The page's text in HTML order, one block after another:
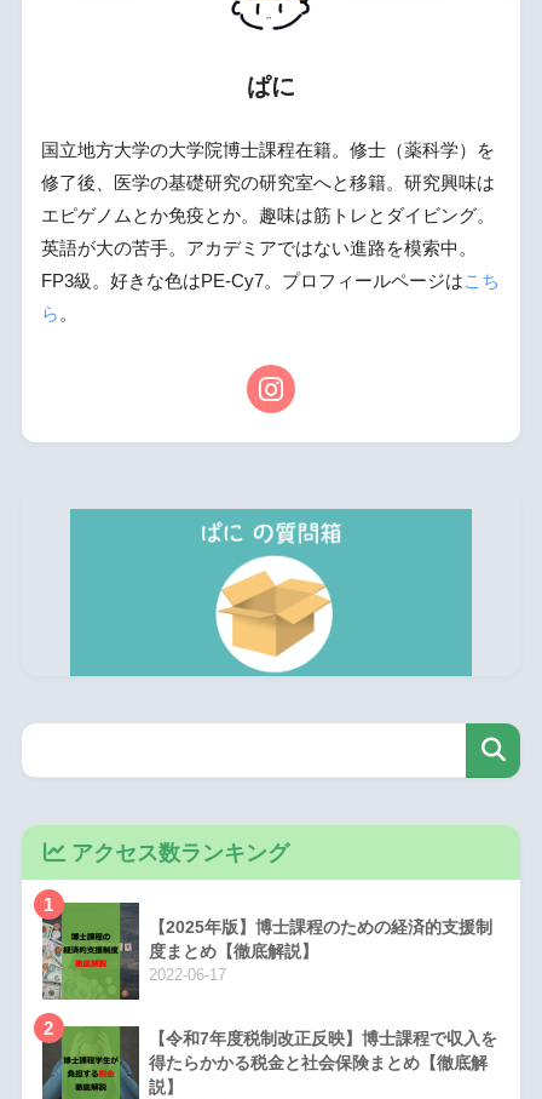
ぱに
国立地方大学の大学院博士課程在籍。修士（薬科学）を
修了後、医学の基礎研究の研究室へと移籍。研究興味は
エピゲノムとか免疫とか。趣味は筋トレとダイビング。
英語が大の苦手。アカデミアではない進路を模索中。
FP3級。好きな色はPE-Cy7。プロフィールページはこち
ら 。
アクセス数ランキング
1
【2025年版】博士課程のための経済的支援制
度まとめ【徹底解説】
2022-06-17
2
【令和7年度税制改正反映】博士課程で収入を
得たらかかる税金と社会保険まとめ【徹底解
説】